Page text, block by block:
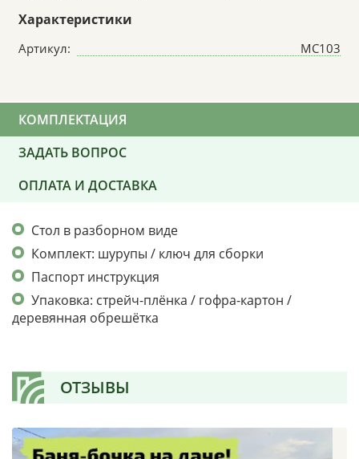
Характеристики
Артикул: МС103
КОМПЛЕКТАЦИЯ
ЗАДАТЬ ВОПРОС
ОПЛАТА И ДОСТАВКА
Стол в разборном виде
Комплект: шурупы / ключ для сборки
Паспорт инструкция
Упаковка: стрейч-плёнка / гофра-картон /
деревянная обрешётка
ОТЗЫВЫ